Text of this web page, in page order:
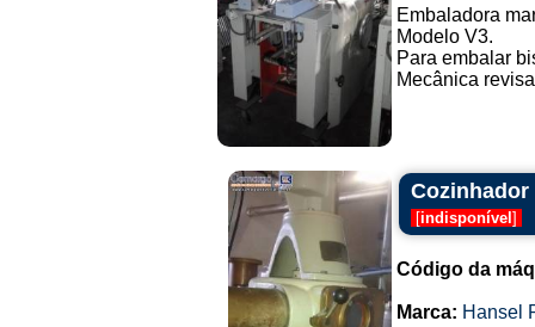
Embaladora
Modelo V3.
Para embalar
Mecânica
[indisponível ]
Código da
Marca: Hansel